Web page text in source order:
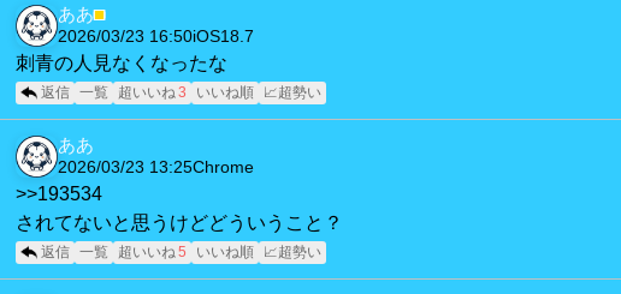
ああ■
2026/03/23 16:50iOS18.7
刺青の人見なくなったな
返信 一覧 超いいね 3 いいね順 📈超勢い
ああ
2026/03/23 13:25Chrome
>>193534
されてないと思うけどどういうこと？
返信 一覧 超いいね 5 いいね順 📈超勢い